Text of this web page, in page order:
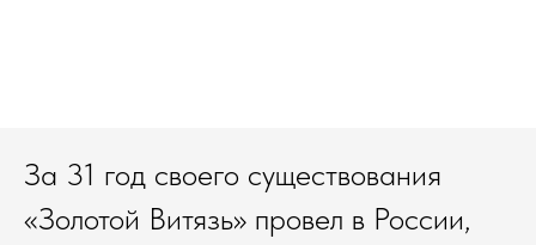
За 31 год своего существования
«Золотой Витязь» провел в России,